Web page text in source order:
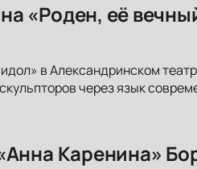
«Роден, её
в Александринском
через язык
Каренина»